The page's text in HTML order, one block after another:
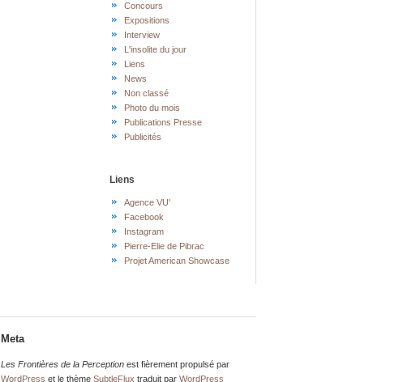
Concours
Expositions
Interview
L'insolite du jour
Liens
News
Non classé
Photo du mois
Publications Presse
Publicités
Liens
Agence VU'
Facebook
Instagram
Pierre-Elie de Pibrac
Projet American Showcase
Meta
Les Frontières de la Perception est fièrement propulsé par
WordPress et le thèmeSubtleFlux traduit parWordPress